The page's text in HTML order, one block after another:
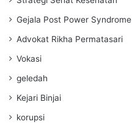
Gejala Post Power Syndrome
Advokat Rikha Permatasari
Vokasi
geledah
Kejari Binjai
korupsi